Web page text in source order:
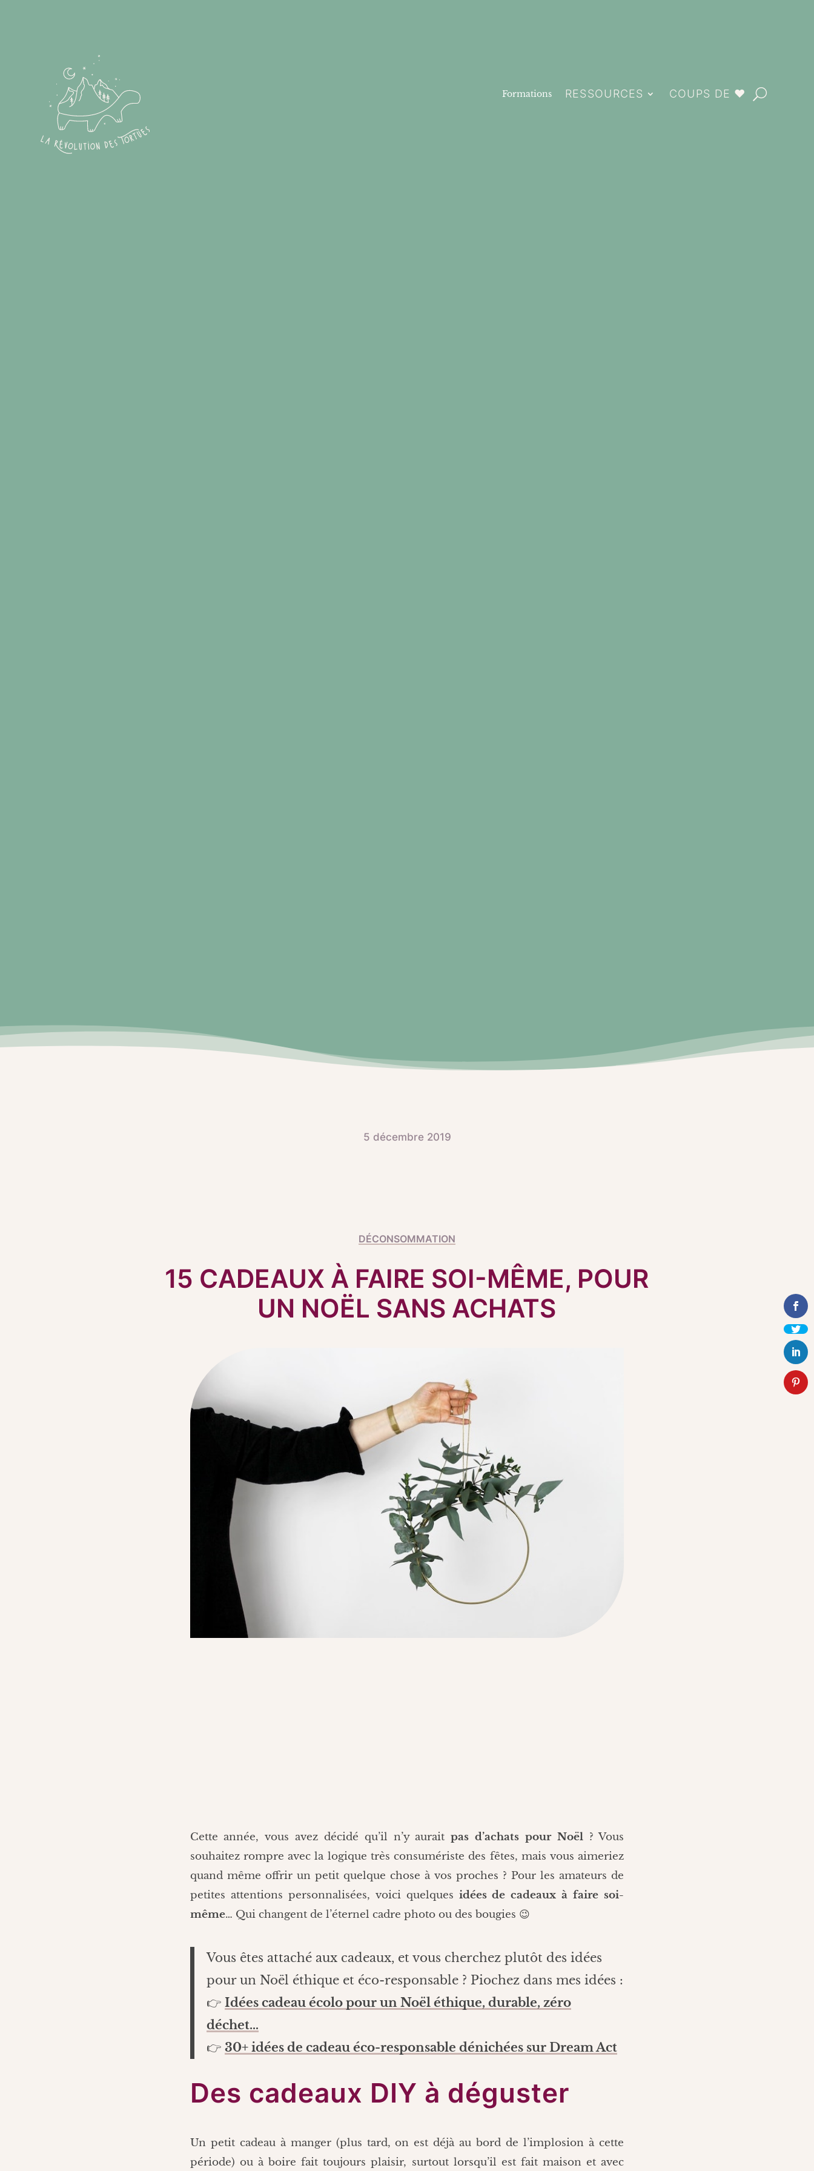
Formations RESSOURCES COUPS DE ❤️
5 décembre 2019
DÉCONSOMMATION
15 CADEAUX À FAIRE SOI-MÊME, POUR
UN NOËL SANS ACHATS
Cette année, vous avez décidé qu’il n’y auraitpas d’achats pour Noël? Vous
souhaitez rompre avec la logique très consumériste des fêtes, mais vous aimeriez
quand même offrir un petit quelque chose à vos proches ? Pour les amateurs de
petites attentions personnalisées, voici quelques idées de cadeaux à faire soi-
même… Qui changent de l’éternel cadre photo ou des bougies 😉
Vous êtes attaché aux cadeaux, et vous cherchez plutôt des idées
pour un Noël éthique et éco-responsable ? Piochez dans mes idées :
👉 Idées cadeau écolo pour un Noël éthique, durable, zéro
déchet…
👉 30+ idées de cadeau éco-responsable dénichées sur Dream Act
Des cadeaux DIY à déguster
Un petit cadeau à manger (plus tard, on est déjà au bord de l’implosion à cette
période) ou à boire fait toujours plaisir, surtout lorsqu’il est fait maison et avec